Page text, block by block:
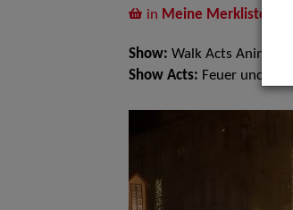
in Meine Merkliste
Show: Walk Acts
Show Acts: Feuer und